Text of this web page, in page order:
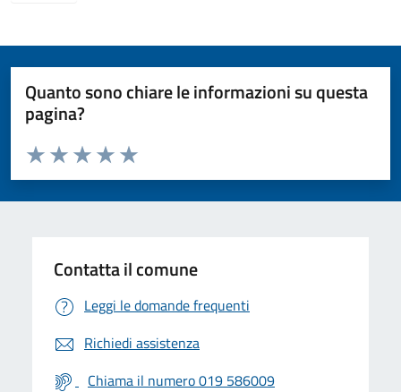
Quanto sono chiare le informazioni su questa
pagina?
Valuta da 1 a 5 stelle la pagina
Valuta 5 stelle su 5
Valuta 4 stelle su 5
Valuta 3 stelle su 5
Valuta 2 stelle su 5
Valuta 1 stelle su 5
Contatta il comune
Leggi le domande frequenti
Richiedi assistenza
Chiama il numero 019 586009